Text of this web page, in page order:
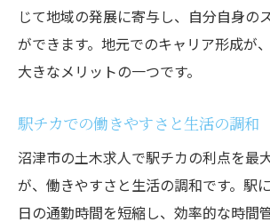
じて地域の発展に寄与し、自分自身の
ができます。地元でのキャリア形成が
大きなメリットの一つです。
駅チカでの働きやすさと生活の調和
沼津市の土木求人で駅チカの利点を最
が、働きやすさと生活の調和です。駅
日の通勤時間を短縮し、効率的な時間